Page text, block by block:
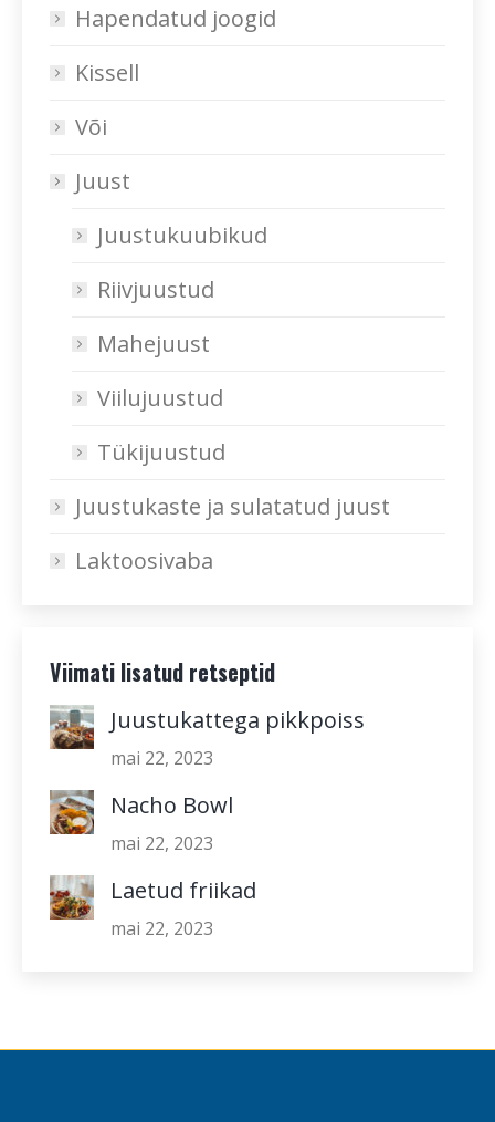
Hapendatud joogid
Kissell
Või
Juust
Juustukuubikud
Riivjuustud
Mahejuust
Viilujuustud
Tükijuustud
Juustukaste ja sulatatud juust
Laktoosivaba
Viimati lisatud retseptid
Juustukattega pikkpoiss
mai 22, 2023
Nacho Bowl
mai 22, 2023
Laetud friikad
mai 22, 2023